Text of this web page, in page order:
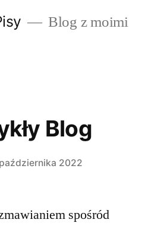
Blog z moimi
Blog
2022
spośród